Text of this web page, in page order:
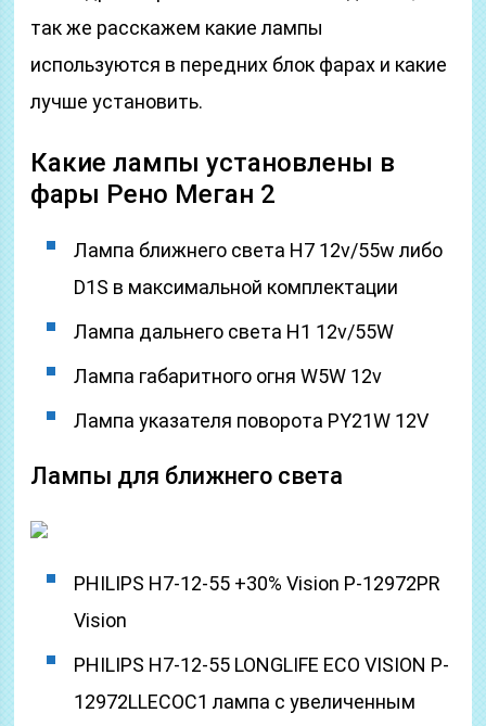
так же расскажем какие лампы
используются в передних блок фарах и какие
лучше установить.
Какие лампы установлены в
фары Рено Меган 2
Лампа ближнего света H7 12v/55w либо
D1S в максимальной комплектации
Лампа дальнего света H1 12v/55W
Лампа габаритного огня W5W 12v
Лампа указателя поворота PY21W 12V
Лампы для ближнего света
PHILIPS H7-12-55 +30% Vision P-12972PR
Vision
PHILIPS H7-12-55 LONGLIFE ECO VISION P-
12972LLECOC1 лампа с увеличенным